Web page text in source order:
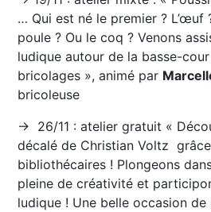
… Qui est né le premier ? L’œuf
poule ? Ou le coq ? Venons
ludique autour de la basse-
bricolages », animé par
bricoleuse
→ 26/11 : atelier gratuit «
décalé de Christian Voltz
bibliothécaires ! Plongeons
pleine de créativité et
ludique ! Une belle occasion